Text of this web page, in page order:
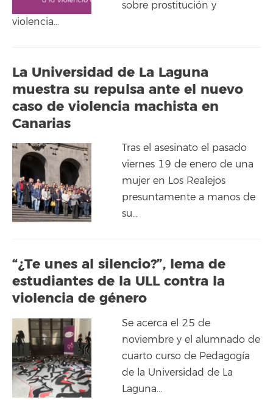
sobre prostitución y
violencia…
La Universidad de La Laguna
muestra su repulsa ante el nuevo
caso de violencia machista en
Canarias
Tras el asesinato el pasado
viernes 19 de enero de una
mujer en Los Realejos
presuntamente a manos de
su…
“¿Te unes al silencio?”, lema de
estudiantes de la ULL contra la
violencia de género
Se acerca el 25 de
noviembre y el alumnado de
cuarto curso de Pedagogía
de la Universidad de La
Laguna…